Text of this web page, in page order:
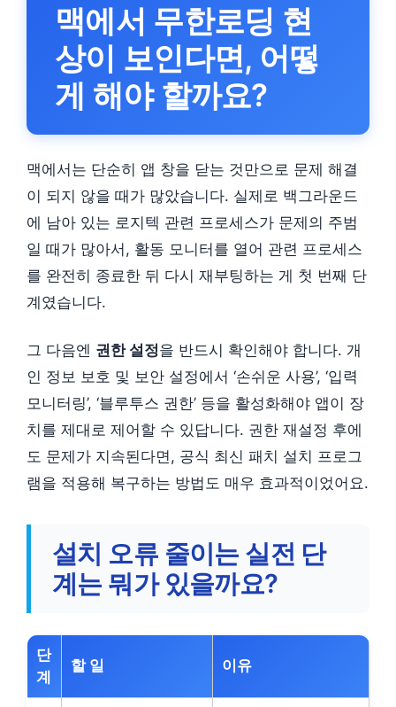
맥에서 무한로딩 현
상이 보인다면, 어떻
게 해야 할까요?
맥에서는 단순히 앱 창을 닫는 것만으로 문제 해결
이 되지 않을 때가 많았습니다. 실제로 백그라운드
에 남아 있는 로지텍 관련 프로세스가 문제의 주범
일 때가 많아서, 활동 모니터를 열어 관련 프로세스
를 완전히 종료한 뒤 다시 재부팅하는 게 첫 번째 단
계였습니다.
그 다음엔 권한 설정을 반드시 확인해야 합니다. 개
인 정보 보호 및 보안 설정에서 ‘손쉬운 사용’, ‘입력
모니터링’, ‘블루투스 권한’ 등을 활성화해야 앱이 장
치를 제대로 제어할 수 있답니다. 권한 재설정 후에
도 문제가 지속된다면, 공식 최신 패치 설치 프로그
램을 적용해 복구하는 방법도 매우 효과적이었어요.
설치 오류 줄이는 실전 단
계는 뭐가 있을까요?
단
계
할 일 이유